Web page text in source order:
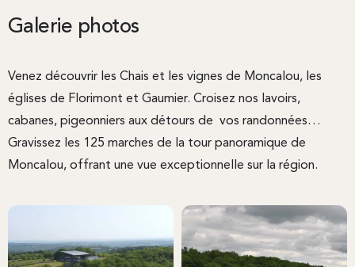
Galerie photos
Venez découvrir les Chais et les vignes de Moncalou, les
églises de Florimont et Gaumier. Croisez nos lavoirs,
cabanes, pigeonniers aux détours de vos randonnées…
Gravissez les 125 marches de la tour panoramique de
Moncalou, offrant une vue exceptionnelle sur la région.